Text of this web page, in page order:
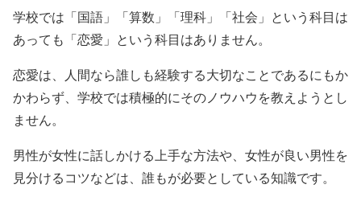
学校では「国語」「算数」「理科」「社会」という科目は
あっても「恋愛」という科目はありません。
恋愛は、人間なら誰しも経験する大切なことであるにもか
かわらず、学校では積極的にそのノウハウを教えようとし
ません。
男性が女性に話しかける上手な方法や、女性が良い男性を
見分けるコツなどは、誰もが必要としている知識です。